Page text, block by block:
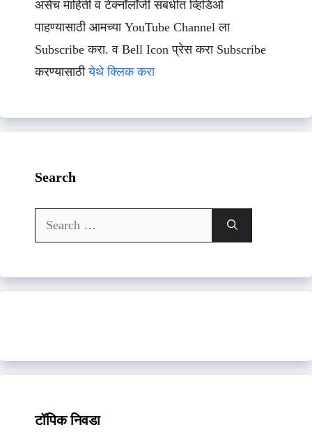
असेच माहिती व टेक्नॉलॉजी संबधीत व्हिडिओ
पाहण्यासाठी आमच्या YouTube Channel ला
Subscribe करा. व Bell Icon प्रेस करा Subscribe
करण्यासाठीयेथे क्लिक करा
Search
Search
for:
टॉपिक निवडा